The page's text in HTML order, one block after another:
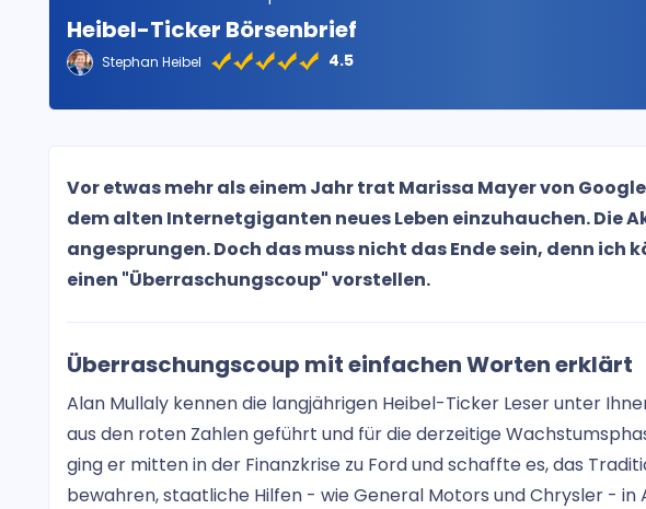
Heibel-Ticker Börsenbrief
Stephan Heibel 4.5
Vor etwas mehr als einem Jahr trat Marissa Mayer von
dem alten Internetgiganten neues Leben einzuhauchen. Die
angesprungen. Doch das muss nicht das Ende sein, denn ich
einen "Überraschungscoup" vorstellen.
Überraschungscoup mit einfachen Worten erklärt
Alan Mullaly kennen die langjährigen Heibel-Ticker Leser unter
aus den roten Zahlen geführt und für die derzeitige
ging er mitten in der Finanzkrise zu Ford und schaffte es, das
bewahren, staatliche Hilfen - wie General Motors und Chrysler - in